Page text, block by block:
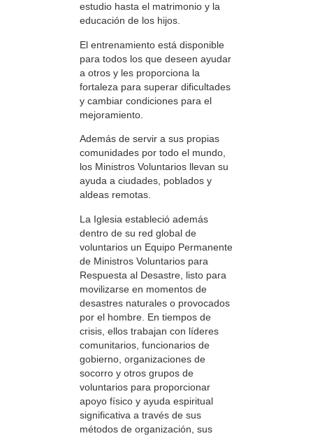
estudio hasta el matrimonio y la
educación de los hijos.
El entrenamiento está disponible
para todos los que deseen ayudar
a otros y les proporciona la
fortaleza para superar dificultades
y cambiar condiciones para el
mejoramiento.
Además de servir a sus propias
comunidades por todo el mundo,
los Ministros Voluntarios llevan su
ayuda a ciudades, poblados y
aldeas remotas.
La Iglesia estableció además
dentro de su red global de
voluntarios un Equipo Permanente
de Ministros Voluntarios para
Respuesta al Desastre, listo para
movilizarse en momentos de
desastres naturales o provocados
por el hombre. En tiempos de
crisis, ellos trabajan con líderes
comunitarios, funcionarios de
gobierno, organizaciones de
socorro y otros grupos de
voluntarios para proporcionar
apoyo físico y ayuda espiritual
significativa a través de sus
métodos de organización, sus